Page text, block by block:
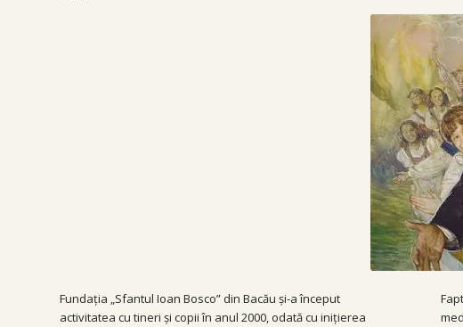
Fundația „Sfantul Ioan Bosco” din Bacău și-a început
activitatea cu tineri și copii în anul 2000, odată cu inițierea